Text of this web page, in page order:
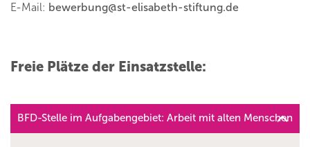
E-Mail: bewerbung@st-elisabeth-stiftung.de
Freie Plätze der Einsatzstelle:
BFD-Stelle im Aufgabengebiet: Arbeit mit alten Menschen